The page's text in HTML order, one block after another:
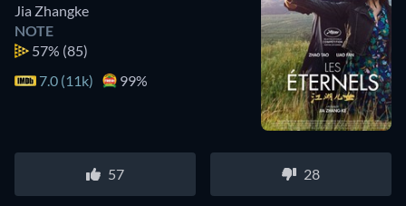
Jia Zhangke
NOTE
57% (85)
7.0 (11k)
99%
57 28